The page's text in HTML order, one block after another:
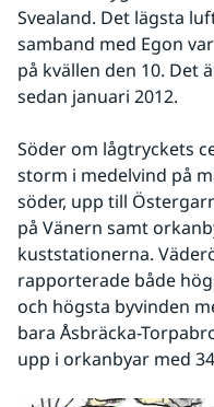
Svealand. Det lägsta
samband med Egon
på kvällen den 10. Det
sedan januari 2012.
Söder om lågtryckets
storm i medelvind på
söder, upp till
på Vänern samt
kuststationerna.
rapporterade både
och högsta byvinden
bara Åsbräcka-
upp i orkanbyar med